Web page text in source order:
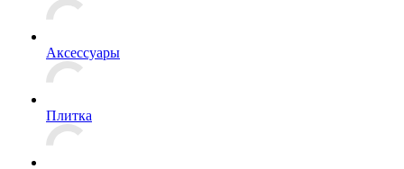
Аксессуары
Плитка